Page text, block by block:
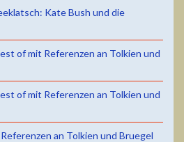
Kate Bush und die
of mit Referenzen an Tolkien und
of mit Referenzen an Tolkien und
an Tolkien und Bruegel